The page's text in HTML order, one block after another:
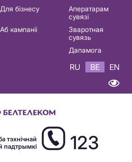
Для бізнесу
Аператарам
сувязі
Аб кампаніі
Зваротная
сувязь
Дапамога
RU BE EN
тэхнічнай
падтрымкі
123